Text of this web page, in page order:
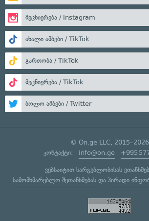
მეცნიერება / Instagram
ახალი ამბები / TikTok
გართობა / TikTok
მეცნიერება / TikTok
ბოლო ამბები / Twitter
© On.ge LLC, 2015–2026
კონტაქტი: info@on.ge +995
ვებსაიტით სარგებლობისას
სამომხმარებლო შეთანხმებასდა პირადი